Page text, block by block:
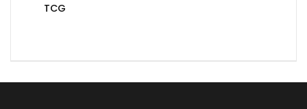
TCG